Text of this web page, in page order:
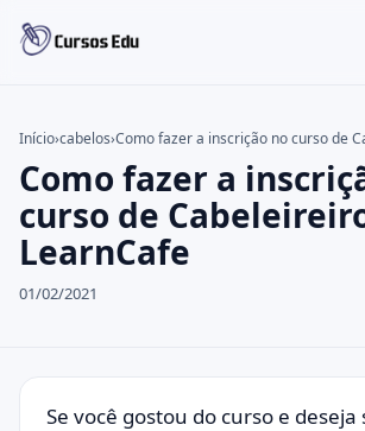
Inglês
Idiomas
espanhol
Buscar no site
Buscar por:
Pressione Enter para buscar ou ESC
Início›cabelos›Como fazer a inscrição no curso de
Como fazer a
curso de
LearnCafe
01/02/2021
Se você gostou do curso e